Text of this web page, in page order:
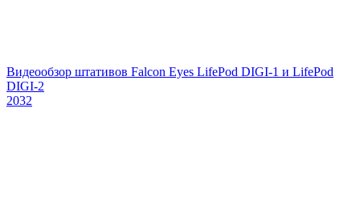
Видеообзор штативов Falcon Eyes LifePod DIGI-1 и LifePod
DIGI-2
2032